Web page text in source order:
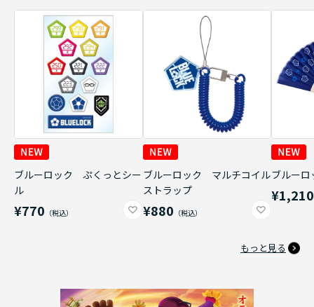
ブルーロック ぷくっとシー
ル
¥770
ブルーロック マルチコイル
ストラップ
¥880
ブルー
¥1,210
もっと見る